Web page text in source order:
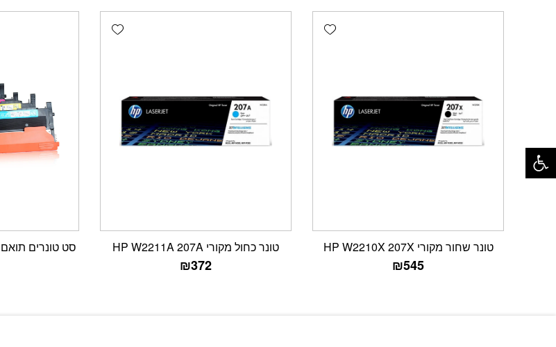
Add wishlist
טונר שחור מקורי HP W2210X 207X
₪545
Add wishlist
טונר כחול מקורי HP W2211A 207A
₪372
סט טונרים תואם Samsung CLT-P404C
פתח סרגל נגישות